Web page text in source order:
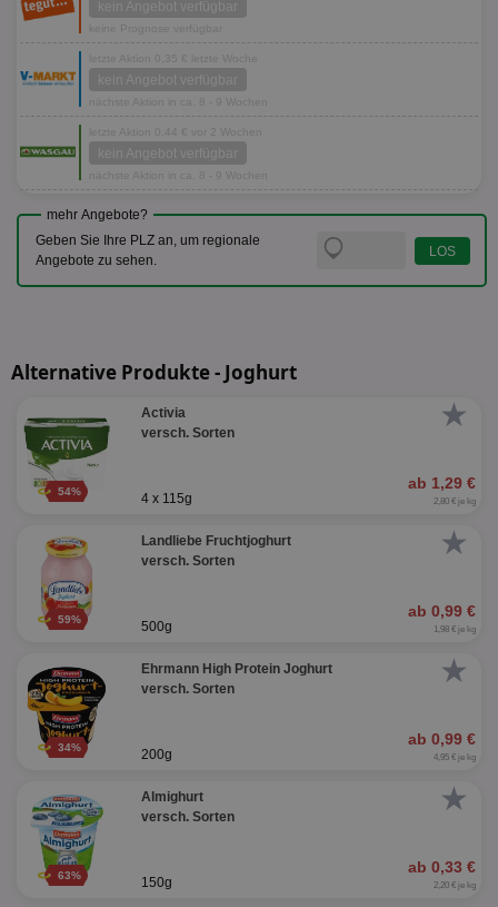
kein Angebot verfügbar
keine Prognose verfügbar
letzte Aktion 0,35 € letzte Woche
kein Angebot verfügbar
nächste Aktion in ca. 8 - 9 Wochen
letzte Aktion 0,44 € vor 2 Wochen
kein Angebot verfügbar
nächste Aktion in ca. 8 - 9 Wochen
mehr Angebote?
Geben Sie Ihre PLZ an, um regionale
Angebote zu sehen.
Alternative Produkte - Joghurt
★
54%
Activia
versch. Sorten
ab 1,29 €
4 x 115g 2,80 € je kg
★
59%
Landliebe Fruchtjoghurt
versch. Sorten
ab 0,99 €
500g 1,98 € je kg
★
34%
Ehrmann High Protein Joghurt
versch. Sorten
ab 0,99 €
200g 4,95 € je kg
★
63%
Almighurt
versch. Sorten
ab 0,33 €
150g 2,20 € je kg